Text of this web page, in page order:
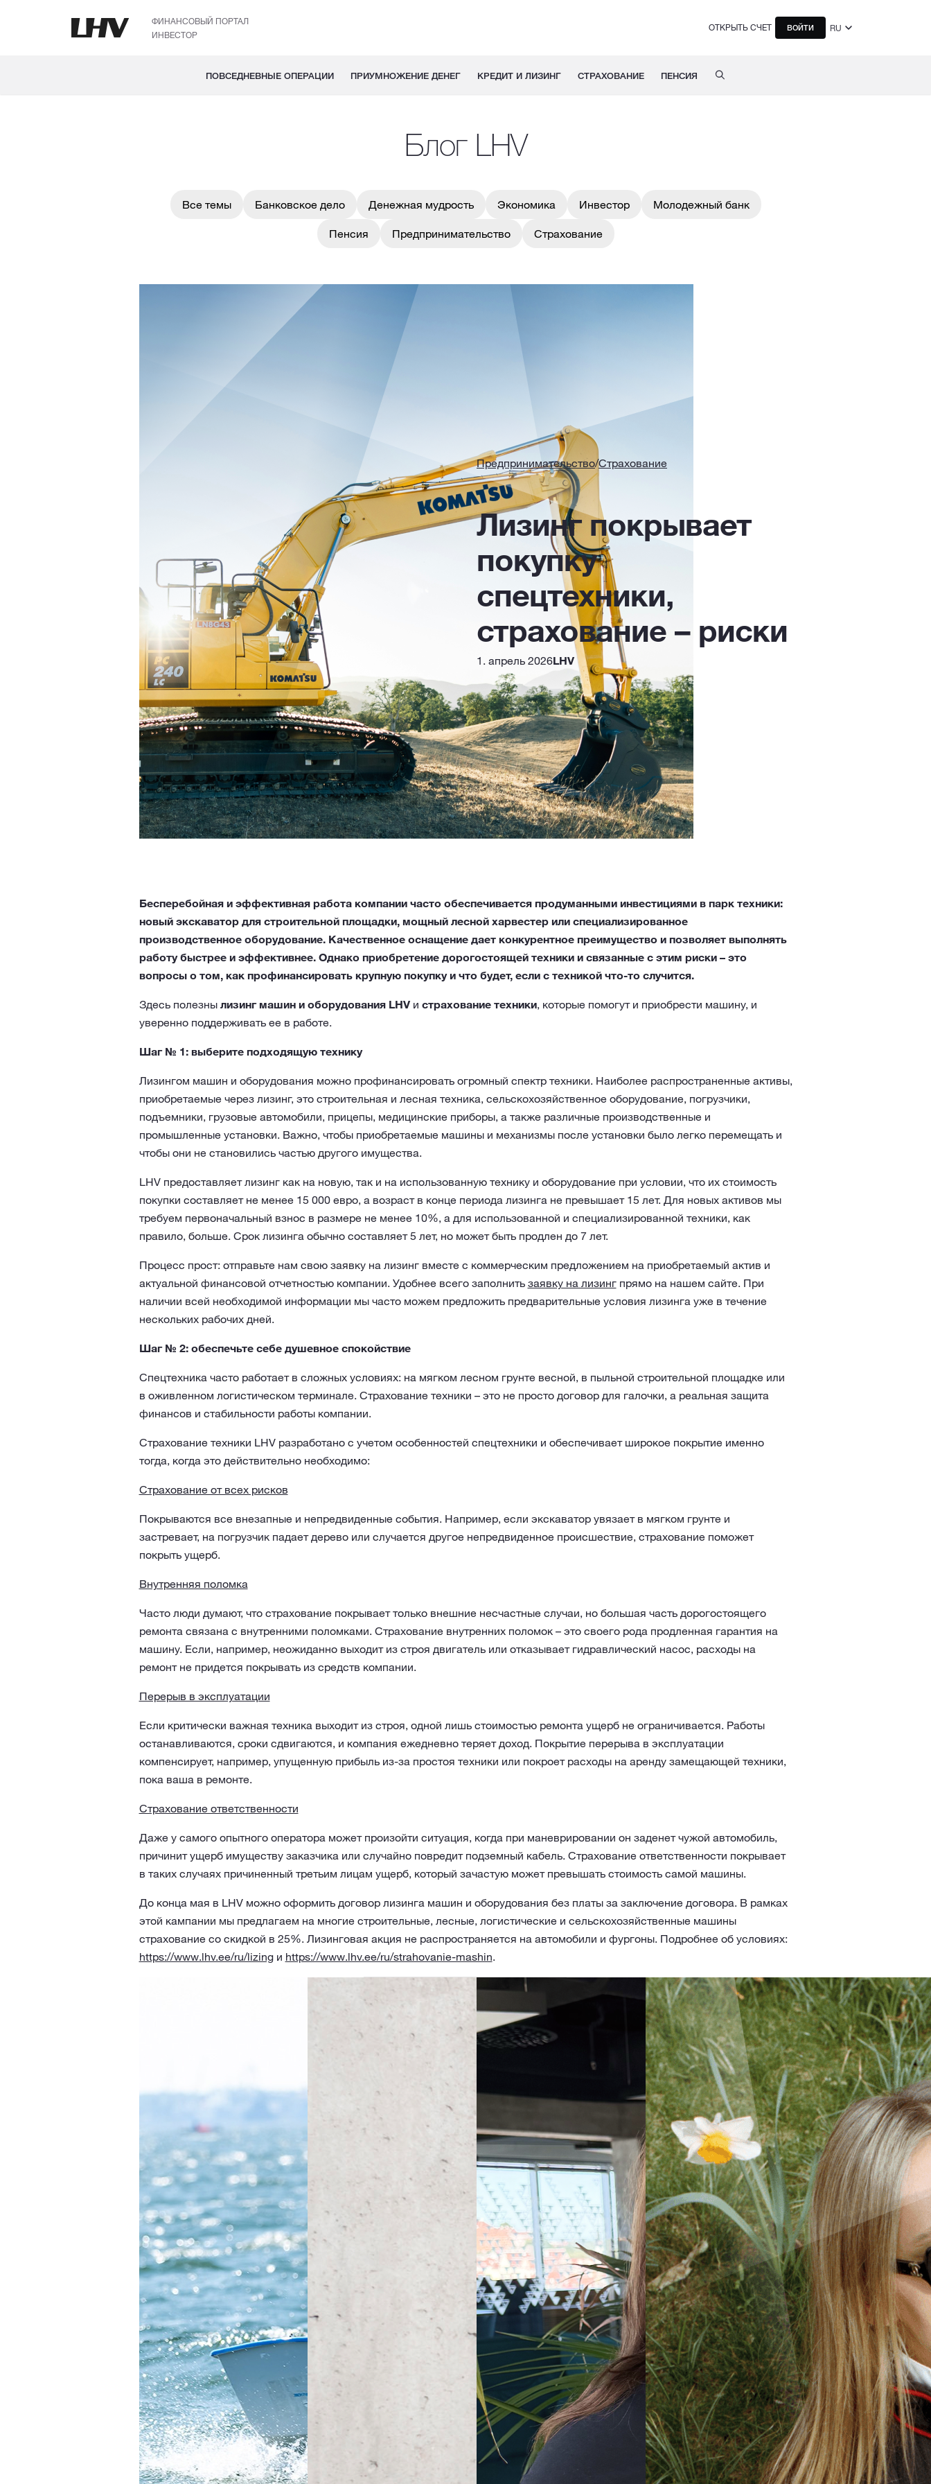
ФИНАНСОВЫЙ ПОРТАЛ
ИНВЕСТОР
ОТКРЫТЬ СЧЕТ ВОЙТИ RU
ПОВСЕДНЕВНЫЕ ОПЕРАЦИИ ПРИУМНОЖЕНИЕ ДЕНЕГ КРЕДИТ И ЛИЗИНГ СТРАХОВАНИЕ ПЕНСИЯ
Блог LHV
Все темы Банковское дело Денежная мудрость Экономика Инвестор Молодежный банк
Пенсия Предпринимательство Страхование
Предпринимательство/Страхование
Лизинг покрывает
покупку
спецтехники,
страхование – риски
1. апрель 2026LHV
Бесперебойная и эффективная работа компании часто обеспечивается продуманными инвестициями в парк техники:
новый экскаватор для строительной площадки, мощный лесной харвестер или специализированное
производственное оборудование. Качественное оснащение дает конкурентное преимущество и позволяет выполнять
работу быстрее и эффективнее. Однако приобретение дорогостоящей техники и связанные с этим риски – это
вопросы о том, как профинансировать крупную покупку и что будет, если с техникой что-то случится.
Здесь полезны лизинг машин и оборудования LHVи страхование техники, которые помогут и приобрести машину, и
уверенно поддерживать ее в работе.
Шаг № 1: выберите подходящую технику
Лизингом машин и оборудования можно профинансировать огромный спектр техники. Наиболее распространенные активы,
приобретаемые через лизинг, это строительная и лесная техника, сельскохозяйственное оборудование, погрузчики,
подъемники, грузовые автомобили, прицепы, медицинские приборы, а также различные производственные и
промышленные установки. Важно, чтобы приобретаемые машины и механизмы после установки было легко перемещать и
чтобы они не становились частью другого имущества.
LHV предоставляет лизинг как на новую, так и на использованную технику и оборудование при условии, что их стоимость
покупки составляет не менее 15 000 евро, а возраст в конце периода лизинга не превышает 15 лет. Для новых активов мы
требуем первоначальный взнос в размере не менее 10%, а для использованной и специализированной техники, как
правило, больше. Срок лизинга обычно составляет 5 лет, но может быть продлен до 7 лет.
Процесс прост: отправьте нам свою заявку на лизинг вместе с коммерческим предложением на приобретаемый актив и
актуальной финансовой отчетностью компании. Удобнее всего заполнить заявку на лизингпрямо на нашем сайте. При
наличии всей необходимой информации мы часто можем предложить предварительные условия лизинга уже в течение
нескольких рабочих дней.
Шаг № 2: обеспечьте себе душевное спокойствие
Спецтехника часто работает в сложных условиях: на мягком лесном грунте весной, в пыльной строительной площадке или
в оживленном логистическом терминале. Страхование техники – это не просто договор для галочки, а реальная защита
финансов и стабильности работы компании.
Страхование техники LHV разработано с учетом особенностей спецтехники и обеспечивает широкое покрытие именно
тогда, когда это действительно необходимо:
Страхование от всех рисков
Покрываются все внезапные и непредвиденные события. Например, если экскаватор увязает в мягком грунте и
застревает, на погрузчик падает дерево или случается другое непредвиденное происшествие, страхование поможет
покрыть ущерб.
Внутренняя поломка
Часто люди думают, что страхование покрывает только внешние несчастные случаи, но большая часть дорогостоящего
ремонта связана с внутренними поломками. Страхование внутренних поломок – это своего рода продленная гарантия на
машину. Если, например, неожиданно выходит из строя двигатель или отказывает гидравлический насос, расходы на
ремонт не придется покрывать из средств компании.
Перерыв в эксплуатации
Если критически важная техника выходит из строя, одной лишь стоимостью ремонта ущерб не ограничивается. Работы
останавливаются, сроки сдвигаются, и компания ежедневно теряет доход. Покрытие перерыва в эксплуатации
компенсирует, например, упущенную прибыль из-за простоя техники или покроет расходы на аренду замещающей техники,
пока ваша в ремонте.
Страхование ответственности
Даже у самого опытного оператора может произойти ситуация, когда при маневрировании он заденет чужой автомобиль,
причинит ущерб имуществу заказчика или случайно повредит подземный кабель. Страхование ответственности покрывает
в таких случаях причиненный третьим лицам ущерб, который зачастую может превышать стоимость самой машины.
До конца мая в LHV можно оформить договор лизинга машин и оборудования без платы за заключение договора. В рамках
этой кампании мы предлагаем на многие строительные, лесные, логистические и сельскохозяйственные машины
страхование со скидкой в 25%. Лизинговая акция не распространяется на автомобили и фургоны. Подробнее об условиях:
https://www.lhv.ee/ru/lizingи https://www.lhv.ee/ru/strahovanie-mashin.